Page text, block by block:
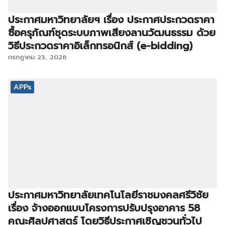
ประกาศมหาวิทยาลัยฯ เรื่อง ประกาศประกวดราคา
ซื้อครุภัณฑ์ชุดระบบภาพเสียงลานวัฒนธรรม ด้วย
วิธีประกวดราคาอิเล็กทรอนิกส์ (e-bidding)
กรกฎาคม 23, 2026
APPs
ประกาศมหาวิทยาลัยเทคโนโลยีราชมงคลศรีวิชัย
เรื่อง จ้างออกแบบโครงการปรับปรุงอาคาร 58
คณะศิลปศาสตร์ โดยวิธีประกาศเชิญชวนทั่วไป